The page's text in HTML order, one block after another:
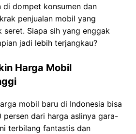
di dompet konsumen dan
penjualan mobil yang
seret. Siapa sih yang enggak
jadi lebih terjangkau?
Harga Mobil
mobil baru di Indonesia bisa
persen dari harga aslinya gara-
terbilang fantastis dan